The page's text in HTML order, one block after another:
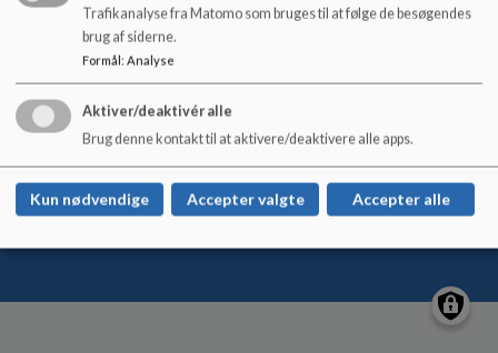
+45 79 96 56 00
EAN NR.
5798005403906
Tilgængelighedserklæring
Sitemap
Cookie politik
Trafikanalyse fra Matomo som bruges til at følge de besøgendes
brug af siderne.
Formål: Analyse
Aktiver/deaktivér alle
Brug denne kontakt til at aktivere/deaktivere alle apps.
Kun nødvendige Accepter valgte Accepter alle